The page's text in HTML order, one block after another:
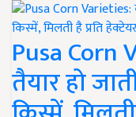
Pusa
तैयार हो